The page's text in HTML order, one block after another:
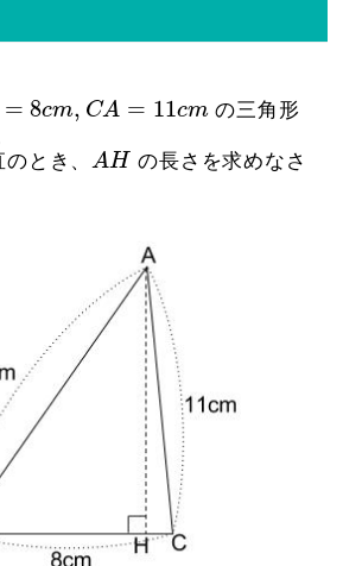
= 8cm, CA = 11cm
,C 11 c
の三角形
とき、AH
A H
の長さを求めなさ